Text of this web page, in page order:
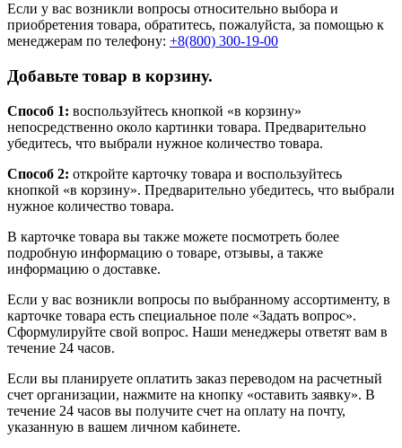
Если у вас возникли вопросы относительно выбора и
приобретения товара, обратитесь, пожалуйста, за помощью к
менеджерам по телефону: +8(800) 300-19-00
Добавьте товар в корзину.
Способ 1: воспользуйтесь кнопкой «в корзину»
непосредственно около картинки товара. Предварительно
убедитесь, что выбрали нужное количество товара.
Способ 2: откройте карточку товара и воспользуйтесь
кнопкой «в корзину». Предварительно убедитесь, что выбрали
нужное количество товара.
В карточке товара вы также можете посмотреть более
подробную информацию о товаре, отзывы, а также
информацию о доставке.
Если у вас возникли вопросы по выбранному ассортименту, в
карточке товара есть специальное поле «Задать вопрос».
Сформулируйте свой вопрос. Наши менеджеры ответят вам в
течение 24 часов.
Если вы планируете оплатить заказ переводом на расчетный
счет организации, нажмите на кнопку «оставить заявку». В
течение 24 часов вы получите счет на оплату на почту,
указанную в вашем личном кабинете.